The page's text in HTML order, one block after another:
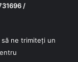
/
ne trimiteți un